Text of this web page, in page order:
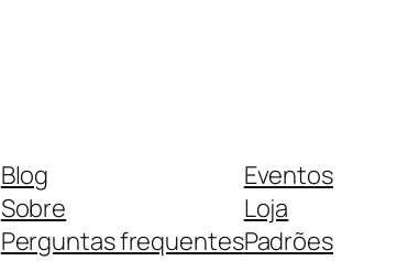
Blog
Sobre
Perguntas frequentes
Eventos
Loja
Padrões